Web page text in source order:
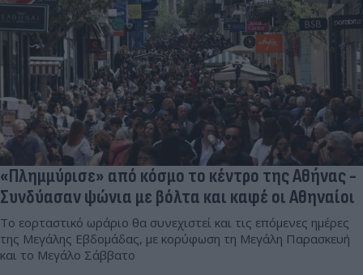
«Πλημμύρισε» από κόσμο το κέντρο της Αθήνας -
Συνδύασαν ψώνια με βόλτα και καφέ οι Αθηναίοι
Το εορταστικό ωράριο θα συνεχιστεί και τις επόμενες ημέρες
της Μεγάλης Εβδομάδας, με κορύφωση τη Μεγάλη Παρασκευή
και το Μεγάλο Σάββατο